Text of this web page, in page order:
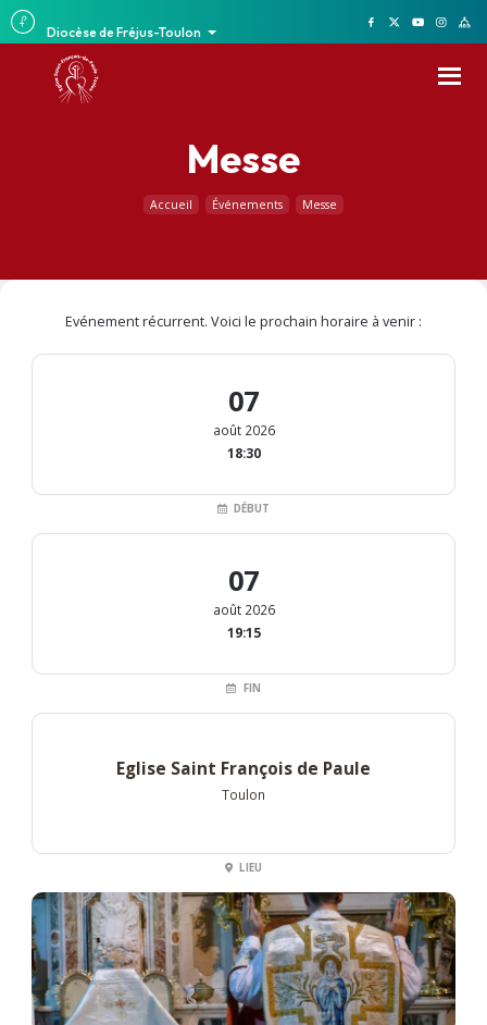
Diocèse de Fréjus-Toulon
Messe
Accueil Événements Messe
Evénement récurrent. Voici le prochain horaire à venir :
07
août 2026
18:30
DÉBUT
07
août 2026
19:15
FIN
Eglise Saint François de Paule
Toulon
LIEU